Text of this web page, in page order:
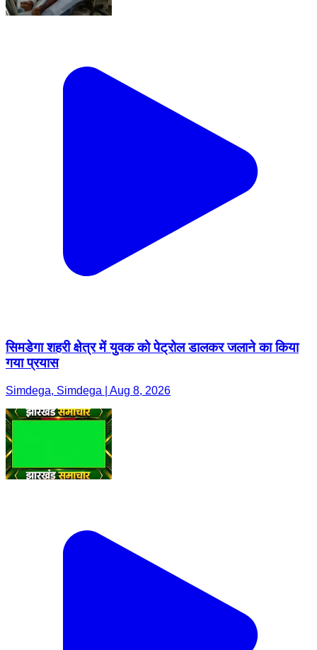
सिमडेगा शहरी क्षेत्र में युवक को पेट्रोल डालकर जलाने का किया
गया प्रयास
Simdega, Simdega | Aug 8, 2026